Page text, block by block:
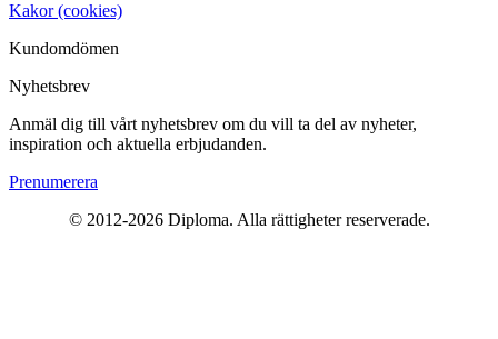
Kakor (cookies)
Kundomdömen
Nyhetsbrev
Anmäl dig till vårt nyhetsbrev om du vill ta del av nyheter,
inspiration och aktuella erbjudanden.
Prenumerera
© 2012-2026 Diploma. Alla rättigheter reserverade.